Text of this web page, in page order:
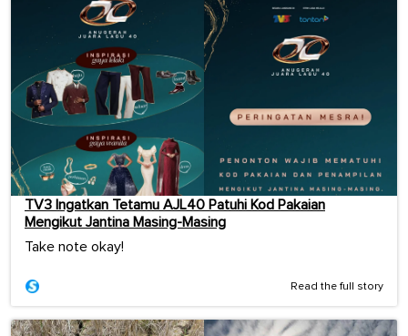
TV3 Ingatkan Tetamu AJL40 Patuhi Kod Pakaian
Mengikut Jantina Masing-Masing
Take note okay!
Read the full story